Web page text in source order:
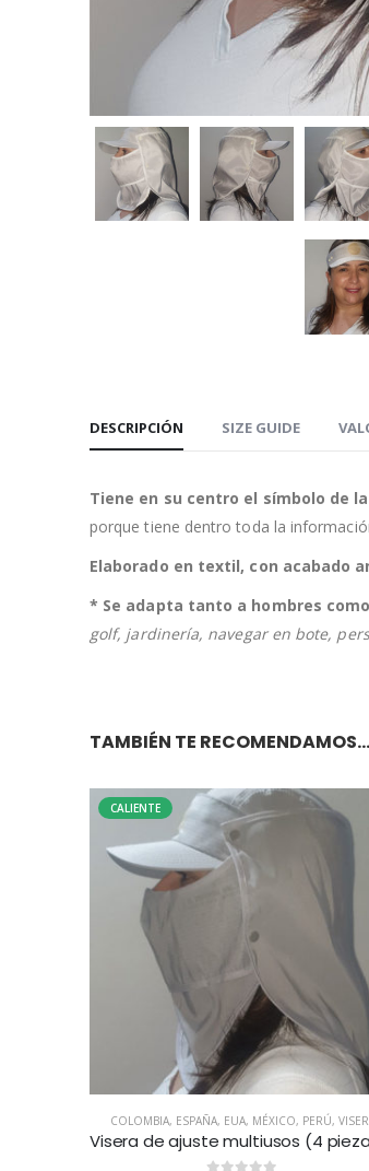
DESCRIPCIÓN SIZE GUIDE
Tiene en su centro el símbolo de
porque tiene dentro toda la
Elaborado en textil, con acabado
* Se adapta tanto a hombres
golf, jardinería, navegar en bote,
TAMBIÉN TE RECOMENDAMOS…
CALIENTE
COLOMBIA, ESPAÑA, EUA, MÉXICO, PERÚ,